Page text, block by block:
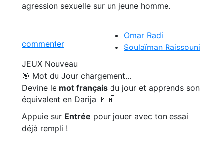
agression sexuelle sur un jeune homme.
commenter
Omar Radi
Soulaïman Raissouni
JEUX Nouveau
🎯 Mot du Jour chargement...
Devine le mot français du jour et apprends son
équivalent en Darija 🇲🇦
Appuie sur Entrée pour jouer avec ton essai
déjà rempli !